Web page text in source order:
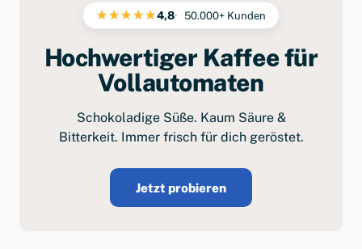
4,8 50.000+ Kunden
Hochwertiger Kaffee für
Vollautomaten
Schokoladige Süße. Kaum Säure &
Bitterkeit. Immer frisch für dich geröstet.
Jetzt probieren